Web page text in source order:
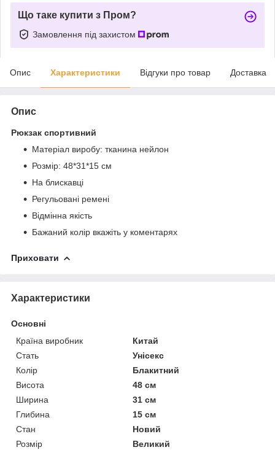
Що таке купити з Пром?
Замовлення під захистом
Опис Характеристики Відгуки про товар Доставка
Опис
Рюкзак спортивний
Матеріал виробу: тканина нейлон
Розмір: 48*31*15 см
На блискавці
Регульовані ремені
Відмінна якість
Бажаний колір вкажіть у коментарях
Приховати
Характеристики
Основні
Країна виробник
Китай
Стать
Унісекс
Колір
Блакитний
Висота
48 см
Ширина
31 см
Глибина
15 см
Стан
Новий
Розмір
Великий